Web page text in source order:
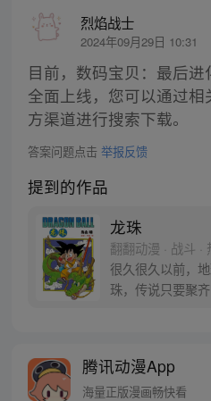
烈焰战士
2024年09月29日 10:31
目前，数码宝贝：最后
全面上线，您可以通过
方渠道进行搜索下载。
答案问题点击 举报反馈
提到的作品
龙珠
翻翻动漫 · 战斗 ·
很久很久以前，
珠，传说只要聚
腾讯动漫App
海量正版漫画畅快看